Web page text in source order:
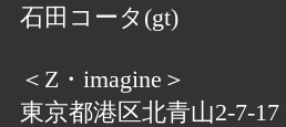
石田コータ(gt)
＜Z・imagine＞
東京都港区北青山2-7-